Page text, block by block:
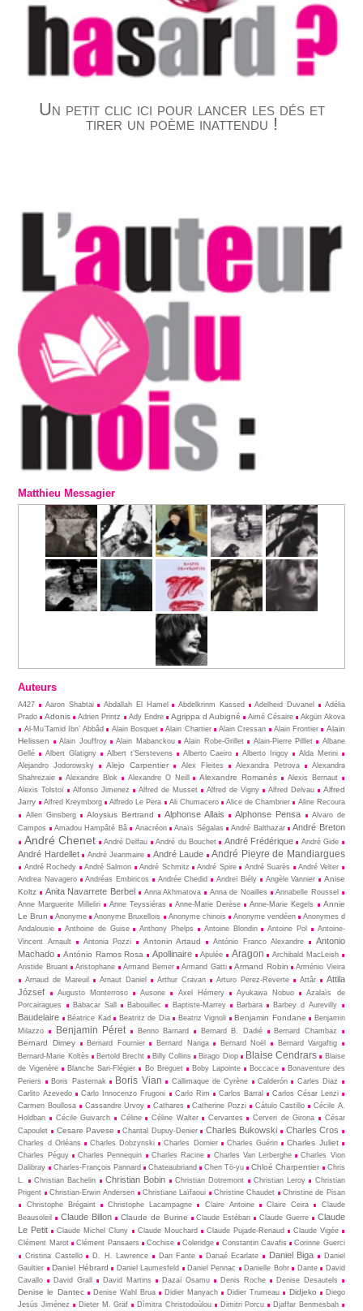
Un petit clic ici pour lancer les dés et
tirer un poème inattendu !
Matthieu Messagier
Auteurs
A427 Aaron Shabtai Abdallah El Hamel Abdelkrinm Kassed Adelheid Duvanel
Adélia
Prado
Adonis Adrien Printz Ady Endre Agrippa d Aubigné Aimé Césaire
Akgün Akova
Al-Mu’Tamid Ibn’ Abbâd
Alain Bosquet Alain Chartier Alain Cressan Alain Frontier
Alain
Helissen
Alain Jouffroy Alain Mabanckou Alain Robe-Grillet Alain-Pierre Pilllet
Albane
Gellé
Albert Glatigny Albert t’Serstevens Alberto Caeiro Alberto Irigoy
Alda Merini
Alejandro Jodorowsky
Alejo Carpentier Alex Fleites Alexandra Petrova
Alexandra
Shahrezaie
Alexandre Blok Alexandre O Neill Alexandre Romanès
Alexis Bernaut
Alexis Tolstoï
Alfonso Jimenez Alfred de Musset Alfred de Vigny Alfred Delvau
Alfred
Jarry
Alfred Kreymborg Alfredo Le Pera Ali Chumacero Alice de Chambrier
Aline Recoura
Allen Ginsberg
Aloysius Bertrand Alphonse Allais Alphonse Pensa
Alvaro de
Campos
Amadou Hampâté Bâ Anacréon Anaïs Ségalas André Balthazar André Breton
André Chenet André Delfau André du Bouchet André Frédérique André Gide
André Hardellet André Jeanmaire André Laude André Pieyre de Mandiargues
André Rochedy André Salmon André Schmitz André Spire André Suarès
André Velter
Andrea Navagero
Andréas Embiricos Andrée Chedid Andreï Biély Angèle Vannier
Anise
Koltz
Anita Navarrete Berbel Anna Akhmatova Anna de Noailles
Annabelle Roussel
Anne Marguerite Milleliri
Anne Teyssiéras Anne-Marie Derèse Anne-Marie Kegels
Annie
Le Brun
Anonyme Anonyme Bruxellois Anonyme chinois Anonyme vendéen
Anonymes d
Andalousie
Anthoine de Guise Anthony Phelps Antoine Blondin Antoine Pol
Antoine-
Vincent Arnault
Antonia Pozzi Antonin Artaud António Franco Alexandre
Antonio
Machado
António Ramos Rosa Apollinaire Apulée Aragon
Archibald MacLeish
Aristide Bruant
Aristophane Armand Bemer Armand Gatti Armand Robin
Arménio Vieira
Arnaud de Mareuil
Arnaut Daniel Arthur Cravan Arturo Perez-Reverte Attâr
Attila
József
Augusto Monterroso Ausone Axel Hémery Ayukawa Nobuo
Azalaïs de
Porcairagues
Babacar Sall Babouillec Baptiste-Marrey Barbara Barbey d Aurevilly
Baudelaire Béatrice Kad Beatritz de Dia Beatriz Vignoli Benjamin Fondane
Benjamin
Milazzo
Benjamin Péret Benno Barnard Bernard B. Dadié Bernard Chambaz
Bernard Dimey Bernard Fournier Bernard Nanga Bernard Noël
Bernard Vargaftig
Bernard-Marie Koltès
Bertold Brecht Billy Collins Birago Diop Blaise Cendrars
Blaise
de Vigenère
Blanche Sari-Flégier Bo Breguet Boby Lapointe Boccace
Bonaventure des
Periers
Boris Pasternak Boris Vian Callimaque de Cyrène Cal­derón
Carles Diaz
Carlito Azevedo
Carlo Innocenzo Frugoni Carlo Rim Carlos Barral
Carlos César Lenzi
Carmen Boullosa
Cassandre Urvoy Cathares Catherine Pozzi Cátulo Castillo
Cécile A.
Holdban
Cécile Guivarch Céline Céline Walter Cervantes Cerveri de Girona
César
Capoulet
Cesare Pavese Chantal Dupuy-Denier Charles Bukowski Charles Cros
Charles d Orléans Charles Dobzynski Charles Dornier Charles Guérin Charles Juliet
Charles Péguy Charles Pennequin Charles Racine Charles Van Lerberghe
Charles Vion
Dalibray
Charles-François Pannard Chateaubriand Chen Tö-yu Chloé Charpentier
Chris
Christian Bachelin Christian Bobin Christian Dotremont Christian Leroy
Christian
Prigent
Christian-Erwin Andersen Christiane Laïfaoui Christine Chaudet
Christine de Pisan
Christophe Brégaint
Christophe Lacampagne Claire Antoine Claire Ceira
Claude
Beausoleil
Claude Billon Claude de Burine Claude Estéban Claude Guerre
Claude
Le Petit
Claude Michel Cluny Claude Mouchard Claude Pujade-Renaud
Claude Vigée
Clément Marot
Clément Pansaers Cochise Coleridge Constantin Cavafis
Corinne Guerci
Cristina Castello
D. H. Lawrence Dan Fante Danaé Ecarlate Daniel Biga
Daniel
Gaultier
Daniel Hébrard Daniel Laumesfeld Daniel Pennac Danielle Bohr Dante
David
Cavallo
David Grall David Martins Dazaï Osamu Denis Roche Denise Desautels
Denise le Dantec Denise Wahl Brua Didier Manyach Didier Trumeau Didjeko
Diego
Jesús Jiménez
Dieter M. Gräf Dìmitra Christodoùlou Dimitri Porcu Djaffar Benmesbah